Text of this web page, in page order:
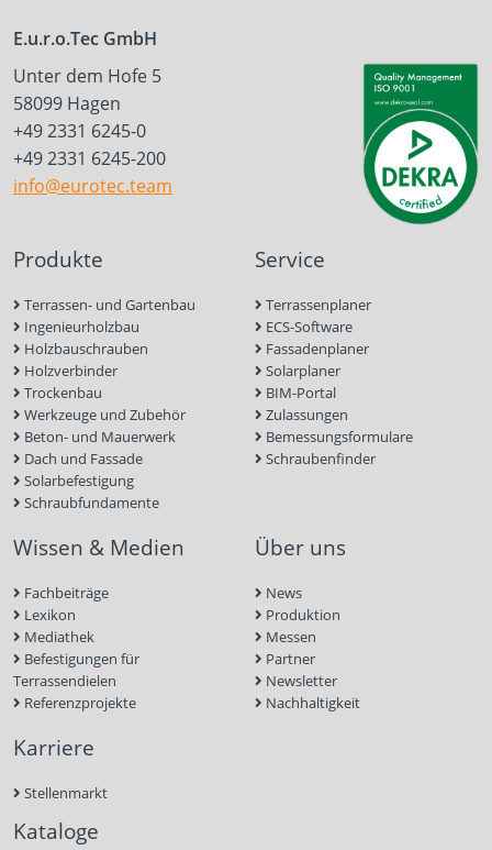
E.u.r.o.Tec GmbH
Unter dem Hofe 5
58099 Hagen
+49 2331 6245-0
+49 2331 6245-200
info@eurotec.team
Produkte
Terrassen- und Gartenbau
Ingenieurholzbau
Holzbauschrauben
Holzverbinder
Trockenbau
Werkzeuge und Zubehör
Beton- und Mauerwerk
Dach und Fassade
Solarbefestigung
Schraubfundamente
Service
Terrassenplaner
ECS-Software
Fassadenplaner
Solarplaner
BIM-Portal
Zulassungen
Bemessungsformulare
Schraubenfinder
Wissen & Medien
Fachbeiträge
Lexikon
Mediathek
Befestigungen für
Terrassendielen
Referenzprojekte
Über uns
News
Produktion
Messen
Partner
Newsletter
Nachhaltigkeit
Karriere
Stellenmarkt
Kataloge